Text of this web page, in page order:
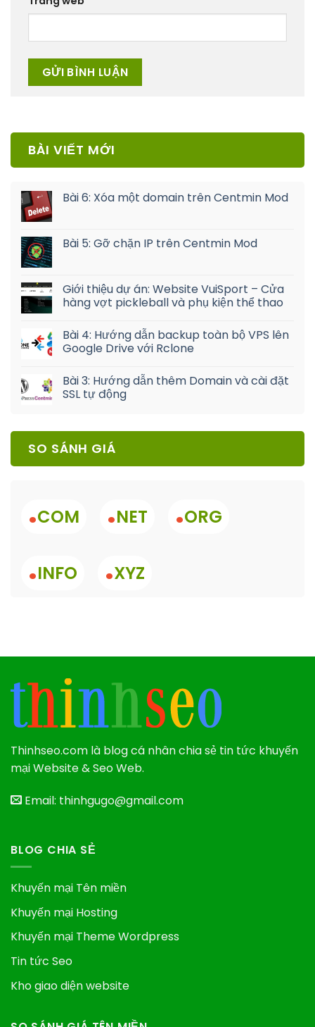
BÀI VIẾT MỚI
Bài 6: Xóa một domain trên Centmin Mod
Bài 5: Gỡ chặn IP trên Centmin Mod
Giới thiệu dự án: Website VuiSport – Cửa
hàng vợt pickleball và phụ kiện thể thao
Bài 4: Hướng dẫn backup toàn bộ VPS lên
Google Drive với Rclone
Bài 3: Hướng dẫn thêm Domain và cài đặt
SSL tự động
SO SÁNH GIÁ
.COM .NET .ORG
.INFO .XYZ
Thinhseo.com là blog cá nhân chia sẻ tin tức khuyến
mại Website & Seo Web.
Email: thinhgugo@gmail.com
BLOG CHIA SẺ
Khuyến mại Tên miền
Khuyến mại Hosting
Khuyến mại Theme Wordpress
Tin tức Seo
Kho giao diện website